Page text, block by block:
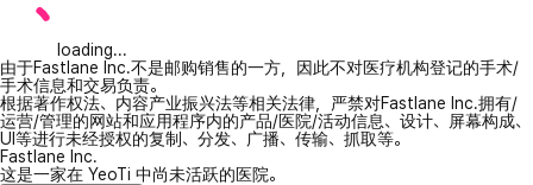
loading...
由于Fastlane Inc.不是邮购销售的一方，因此不对医疗机构登记的手术/
手术信息和交易负责。
根据著作权法、内容产业振兴法等相关法律，严禁对Fastlane Inc.拥有/
运营/管理的网站和应用程序内的产品/医院/活动信息、设计、屏幕构成、
UI等进行未经授权的复制、分发、广播、传输、抓取等。
Fastlane Inc.
这是一家在 YeoTi 中尚未活跃的医院。